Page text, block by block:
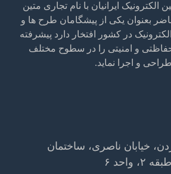
ایرانیان با نام تجاری متین
بعنوان یکی از پیشگامان طرح ها و
در کشور افتخار دارد پیشرفته
و امنیتی را در سطوح مختلف
طراحی و اجرا نماید.
خیابان ناصری، ساختمان